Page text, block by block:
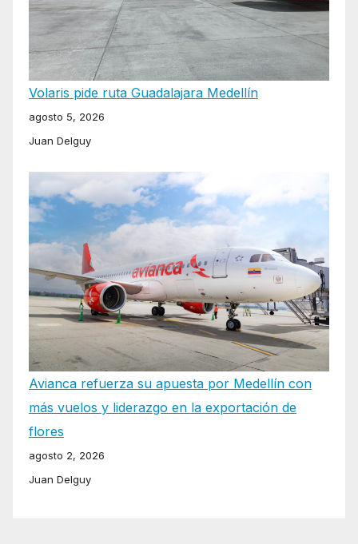
Volaris pide ruta Guadalajara Medellín
agosto 5, 2026
Juan Delguy
Avianca refuerza su apuesta por Medellín con
más vuelos y liderazgo en la exportación de
flores
agosto 2, 2026
Juan Delguy